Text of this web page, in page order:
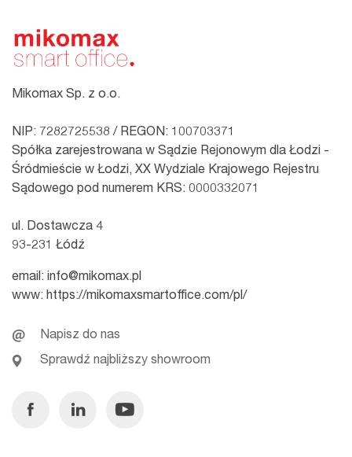
Mikomax Sp. z o.o.
NIP: 7282725538 / REGON: 100703371
Spółka zarejestrowana w Sądzie Rejonowym dla Łodzi -
Śródmieście w Łodzi, XX Wydziale Krajowego Rejestru
Sądowego pod numerem KRS: 0000332071
ul. Dostawcza 4
93-231 Łódź
email: info@mikomax.pl
www: https://mikomaxsmartoffice.com/pl/
Napisz do nas
Sprawdź najbliższy showroom
FacebookLinkedinYoutube